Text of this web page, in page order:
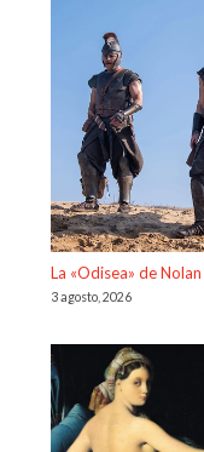
La «Odisea» de Nolan
3 agosto, 2026